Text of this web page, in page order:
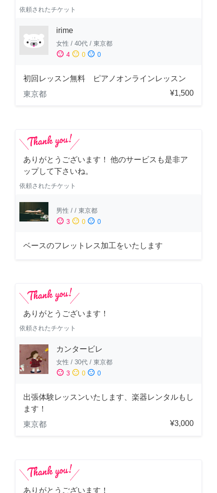
依頼されたチケット
irime
女性 / 40代 / 東京都
sentiment_satisfied 4 sentiment_neutral 0 sentiment_dissatisfied 0
初回レッスン無料 ピアノオンラインレッスン
東京都
¥1,500
ありがとうございます！ 他のサービスも是非ア
ップして下さいね。
依頼されたチケット
男性 / / 東京都
sentiment_satisfied 3 sentiment_neutral 0 sentiment_dissatisfied 0
ベースのフレットレス加工をいたします
ありがとうございます！
依頼されたチケット
カンタービレ
女性 / 30代 / 東京都
sentiment_satisfied 3 sentiment_neutral 0 sentiment_dissatisfied 0
出張体験レッスンいたします、楽器レンタルもし
ます！
東京都
¥3,000
ありがとうございます！